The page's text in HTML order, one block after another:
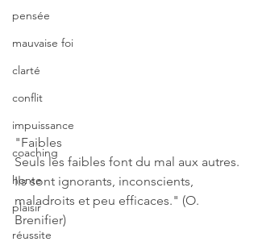
pensée
mauvaise foi
clarté
conflit
impuissance
coaching
honte
plaisir
réussite
"Faibles
Seuls les faibles font du mal aux autres.
Ils sont ignorants, inconscients,
maladroits et peu efficaces." (O.
Brenifier)